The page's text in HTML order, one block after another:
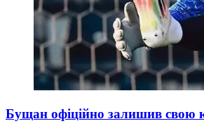
Бущан офіційно залишив свою